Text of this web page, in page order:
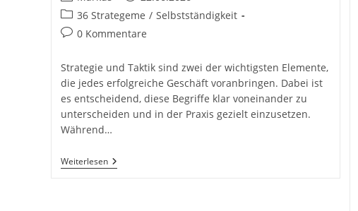
Autor:
veröffentlicht:
Beitrags-
Kategorie:
36 Strategeme / Selbstständigkeit
Beitrags-
0 Kommentare
Strategie und Taktik sind zwei der wichtigsten Elemente,
die jedes erfolgreiche Geschäft voranbringen. Dabei ist
es entscheidend, diese Begriffe klar voneinander zu
unterscheiden und in der Praxis gezielt einzusetzen.
Während…
WeiterlesenStrategie
Und